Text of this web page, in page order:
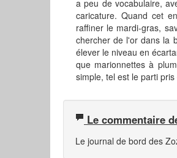
a peu de vocabulaire,
caricature. Quand cet
raffiner le mardi-gras,
chercher de l'or dans la
élever le niveau en
que marionnettes à
simple, tel est le parti pris
Le commentaire
Le journal de bord des